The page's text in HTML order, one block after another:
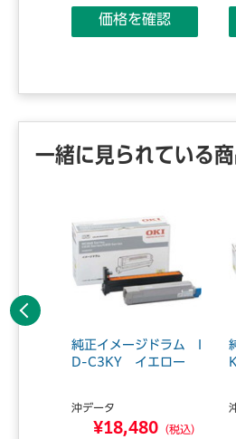
価格を確認
一緒に見られている
純正イメージドラム I
D-C3KY イエロー
沖データ
¥18,480 （税込）
前へ